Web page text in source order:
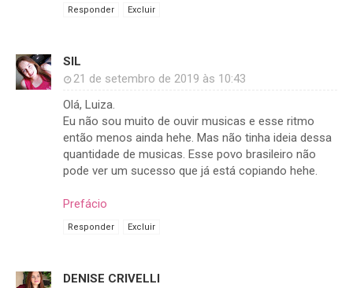
Responder Excluir
SIL
21 de setembro de 2019 às 10:43
Olá, Luiza.
Eu não sou muito de ouvir musicas e esse ritmo
então menos ainda hehe. Mas não tinha ideia dessa
quantidade de musicas. Esse povo brasileiro não
pode ver um sucesso que já está copiando hehe.
Prefácio
Responder Excluir
DENISE CRIVELLI